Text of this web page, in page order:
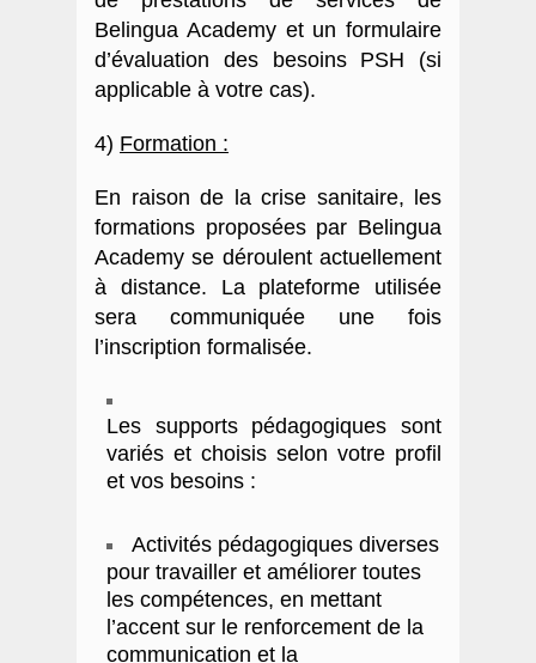
Belingua Academy et un formulaire
d’évaluation des besoins PSH (si
applicable à votre cas).
4) Formation :
En raison de la crise sanitaire, les
formations proposées par Belingua
Academy se déroulent actuellement
à distance. La plateforme utilisée
sera communiquée une fois
l’inscription formalisée.
Les supports pédagogiques sont
variés et choisis selon votre profil
et vos besoins :
Activités pédagogiques diverses
pour travailler et améliorer toutes
les compétences, en mettant
l’accent sur le renforcement de la
communication et la